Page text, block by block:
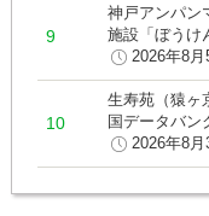
神戸アンパン
施設「ぼうけ
2026年8月
生寿苑（猿ヶ
国データバン
2026年8月